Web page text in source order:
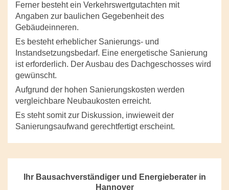
Ferner besteht ein Verkehrswertgutachten mit
Angaben zur baulichen Gegebenheit des
Gebäudeinneren.
Es besteht erheblicher Sanierungs- und
Instandsetzungsbedarf. Eine energetische Sanierung
ist erforderlich. Der Ausbau des Dachgeschosses wird
gewünscht.
Aufgrund der hohen Sanierungskosten werden
vergleichbare Neubaukosten erreicht.
Es steht somit zur Diskussion, inwieweit der
Sanierungsaufwand gerechtfertigt erscheint.
Ihr Bausachverständiger und Energieberater in
Hannover